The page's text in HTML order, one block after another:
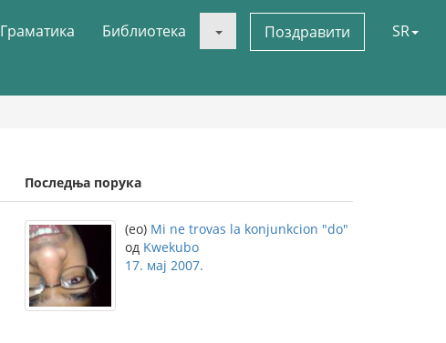
Граматика Библиотека Поздравити SR
Последња порука
(eo) Mi ne trovas la konjunkcion "do"
од Kwekubo
17. мај 2007.